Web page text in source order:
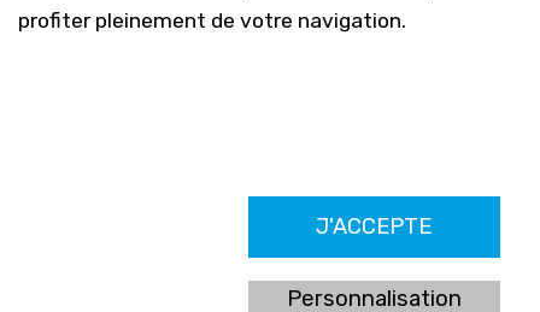
profiter pleinement de votre navigation.
J'ACCEPTE
Personnalisation
Farmacia Los Altos nº756
Ldo. Alfredo Aparicio Grau 22555408K
N. Col. Colegio Oficial de Farmacéuticos de Alicante 4327
Nº de autorización A-790-F
C/ Moncayo, 97 (Vistalmar) Urb. Los Altos